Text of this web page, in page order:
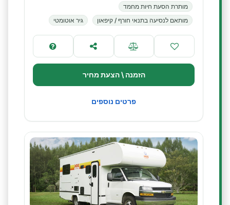
מותרת הסעת חיות מחמד
מותאם לנסיעה בתנאי חורף / קיפאון
גיר אוטומטי
הזמנה \ הצעת מחיר
פרטים נוספים